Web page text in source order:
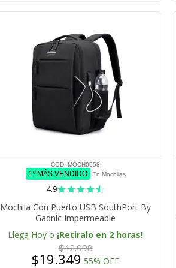
COD. MOCH0558
1º MÁS VENDIDO En Mochilas
4.9
Mochila Con Puerto USB SouthPort By
Gadnic Impermeable
Llega Hoy o ¡Retiralo en 2 horas!
$42.998
$19.349 55% OFF